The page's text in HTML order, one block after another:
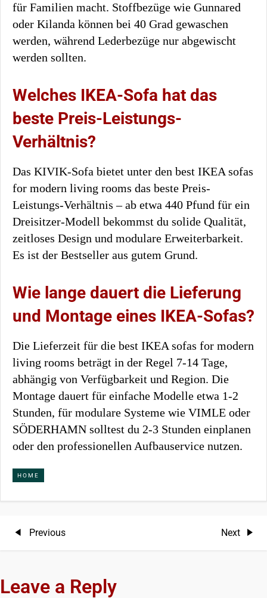
für Familien macht. Stoffbezüge wie Gunnared
oder Kilanda können bei 40 Grad gewaschen
werden, während Lederbezüge nur abgewischt
werden sollten.
Welches IKEA-Sofa hat das
beste Preis-Leistungs-
Verhältnis?
Das KIVIK-Sofa bietet unter den best IKEA sofas
for modern living rooms das beste Preis-
Leistungs-Verhältnis – ab etwa 440 Pfund für ein
Dreisitzer-Modell bekommst du solide Qualität,
zeitloses Design und modulare Erweiterbarkeit.
Es ist der Bestseller aus gutem Grund.
Wie lange dauert die Lieferung
und Montage eines IKEA-Sofas?
Die Lieferzeit für die best IKEA sofas for modern
living rooms beträgt in der Regel 7-14 Tage,
abhängig von Verfügbarkeit und Region. Die
Montage dauert für einfache Modelle etwa 1-2
Stunden, für modulare Systeme wie VIMLE oder
SÖDERHAMN solltest du 2-3 Stunden einplanen
oder den professionellen Aufbauservice nutzen.
HOME
P
s
Previous
Previous
Next
Next
Leave a Reply